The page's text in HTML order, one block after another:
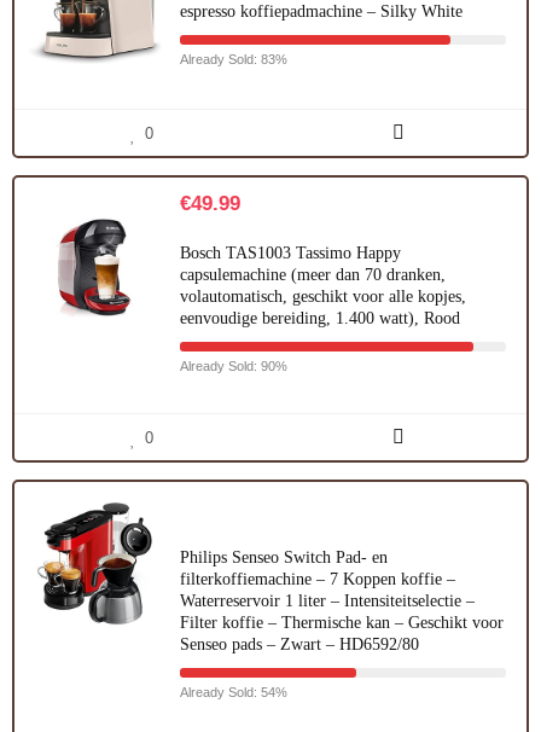
espresso koffiepadmachine – Silky White
Already Sold: 83%
0
€49.99
Bosch TAS1003 Tassimo Happy
capsulemachine (meer dan 70 dranken,
volautomatisch, geschikt voor alle kopjes,
eenvoudige bereiding, 1.400 watt), Rood
Already Sold: 90%
0
Philips Senseo Switch Pad- en
filterkoffiemachine – 7 Koppen koffie –
Waterreservoir 1 liter – Intensiteitselectie –
Filter koffie – Thermische kan – Geschikt voor
Senseo pads – Zwart – HD6592/80
Already Sold: 54%